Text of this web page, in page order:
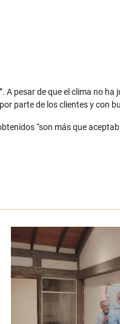
pesar de que el clima no ha
parte de los clientes y con
“son más que